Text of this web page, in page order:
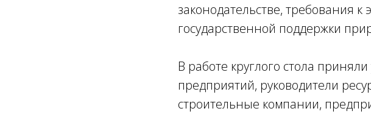
законодательстве, требования
государственной поддержки
В работе круглого стола
предприятий, руководители
строительные компании,